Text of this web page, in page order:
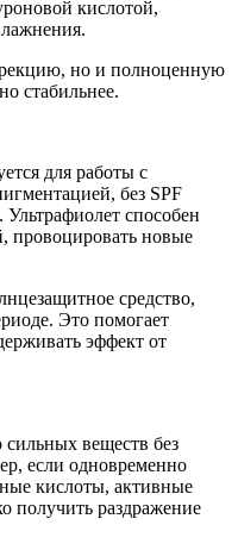
кислотой,
но и полноценную
стабильнее.
для работы с
без SPF
Ультрафиолет способен
провоцировать новые
средство,
Это помогает
эффект от
сильных веществ без
если одновременно
кислоты, активные
раздражение